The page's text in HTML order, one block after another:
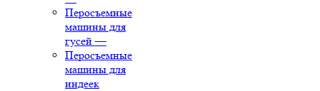
Перосъемные
машины для
гусей —
Перосъемные
машины для
индеек